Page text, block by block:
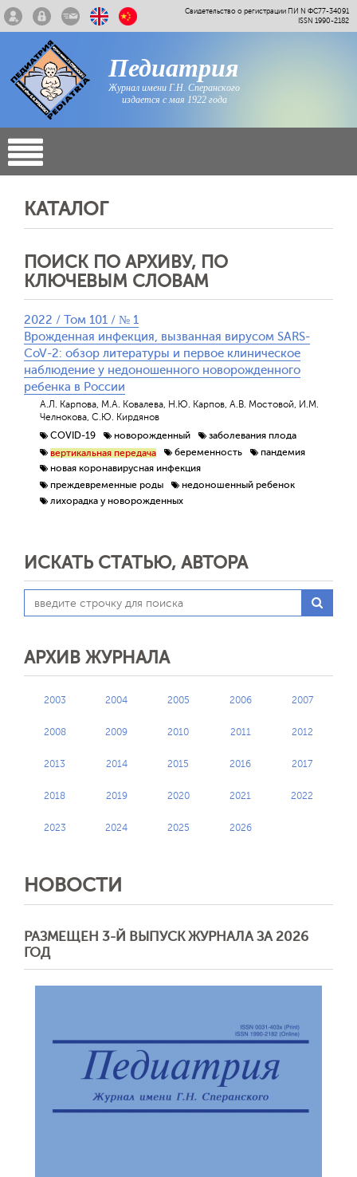
Свидетельство о регистрации ПИ N ФС77-34091
ISSN 1990-2182
Педиатрия
Журнал имени Г.Н. Сперанского
издается с мая 1922 года
КАТАЛОГ
ПОИСК ПО АРХИВУ, ПО
КЛЮЧЕВЫМ СЛОВАМ
2022 / Том 101 / № 1
Врожденная инфекция, вызванная вирусом SARS-
CoV-2: обзор литературы и первое клиническое
наблюдение у недоношенного новорожденного
ребенка в России
А.Л. Карпова, М.А. Ковалева, Н.Ю. Карпов, А.В. Мостовой, И.М.
Челнокова, С.Ю. Кирдянов
COVID-19
новорожденный
заболевания плода
вертикальная передача
беременность
пандемия
новая коронавирусная инфекция
преждевременные роды
недоношенный ребенок
лихорадка у новорожденных
ИСКАТЬ СТАТЬЮ, АВТОРА
АРХИВ ЖУРНАЛА
2003 2004 2005 2006 2007
2008 2009 2010 2011 2012
2013 2014 2015 2016 2017
2018 2019 2020 2021 2022
2023 2024 2025 2026
НОВОСТИ
РАЗМЕЩЕН 3-Й ВЫПУСК ЖУРНАЛА ЗА 2026
ГОД